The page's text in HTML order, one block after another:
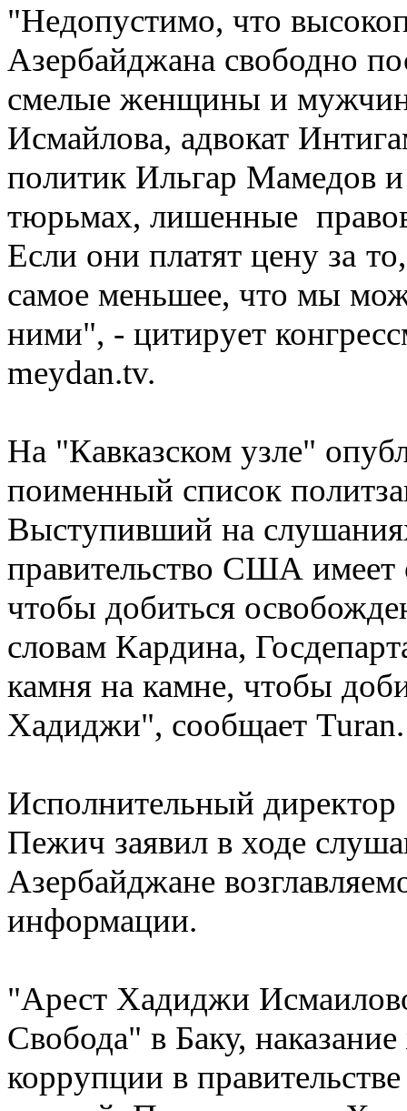
"Недопустимо, что
Азербайджана свободно
смелые женщины и
Исмайлова, адвокат
политик Ильгар Мамедов
тюрьмах, лишенные
Если они платят цену за
самое меньшее, что мы
ними", - цитирует
meydan.tv.
На "Кавказском узле"
поименный список
Выступивший на
правительство США имеет
чтобы добиться
словам Кардина,
камня на камне, чтобы
Хадиджи", сообщает Turan.
Исполнительный
Пежич заявил в ходе
Азербайджане
информации.
"Арест Хадиджи
Свобода" в Баку,
коррупции в